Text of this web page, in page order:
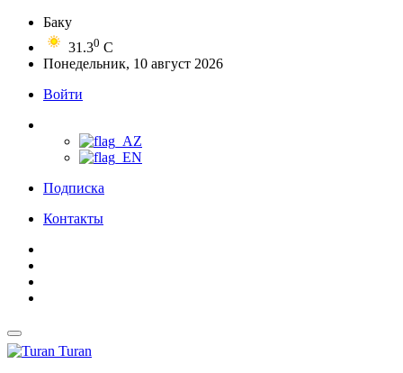
Баку
31.30 C
Понедельник, 10 август 2026
Войти
Подписка
Контакты
Turan